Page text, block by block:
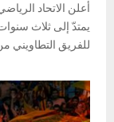
أعلن الاتحاد
يمتدّ إلى ثلاث
للفريق التطاويني